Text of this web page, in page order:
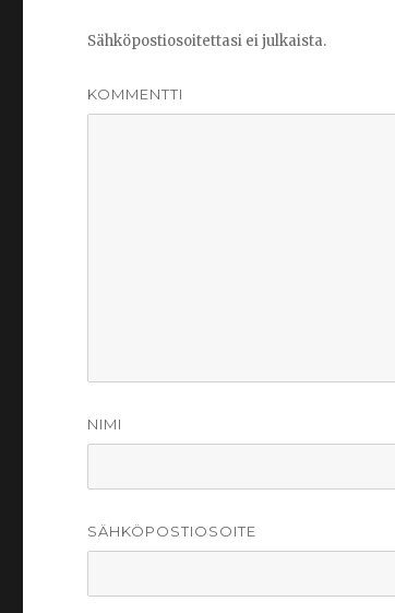
Sähköpostiosoitettasi ei julkaista.
KOMMENTTI
NIMI
SÄHKÖPOSTIOSOITE